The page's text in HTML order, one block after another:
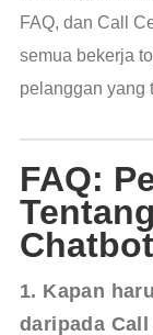
FAQ, dan Call
semua bekerja
pelanggan yang
FAQ:
1. Kapan
daripada Call